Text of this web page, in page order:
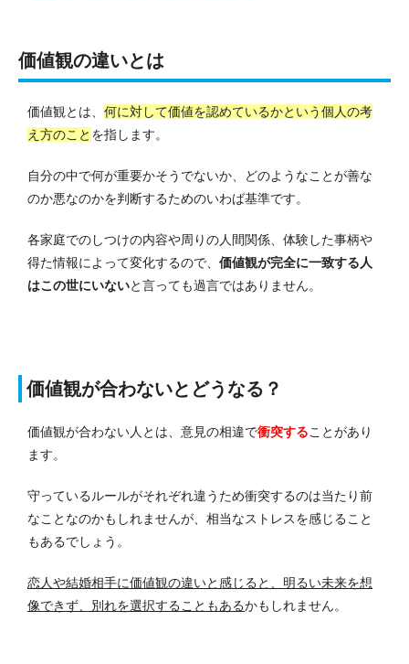
価値観の違いとは
価値観とは、 何に対して価値を認めているかという個人の考
え方のこと を指します。
自分の中で何が重要かそうでないか、どのようなことが善な
のか悪なのかを判断するためのいわば基準です。
各家庭でのしつけの内容や周りの人間関係、体験した事柄や
得た情報によって変化するので、 価値観が完全に一致する人
はこの世にいないと言っても過言ではありません。
価値観が合わないとどうなる？
価値観が合わない人とは、意見の相違で衝突することがあり
ます。
守っているルールがそれぞれ違うため衝突するのは当たり前
なことなのかもしれませんが、相当なストレスを感じること
もあるでしょう。
恋人や結婚相手に価値観の違いと感じると、明るい未来を想
像できず、別れを選択することもあるかもしれません。